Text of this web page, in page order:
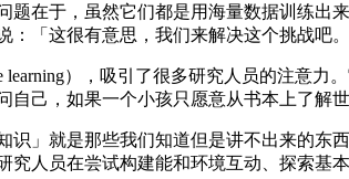
在于，虽然它们都是用海量数据训练出
「这很有意思，我们来解决这个挑战吧。
），吸引了很多研究人员的注意力
己，如果一个小孩只愿意从书本上了解
就是那些我们知道但是讲不出来的东
人员在尝试构建能和环境互动、探索基本